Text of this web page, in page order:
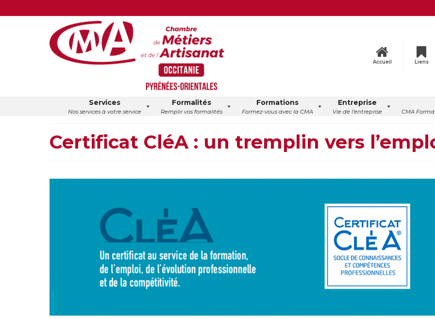
Accueil Liens
Services
Nos services à votre service
Formalités
Remplir vos formalités
Formations
Formez-vous avec la CMA
Entreprise
Vie de l’entreprise CMA
Certificat CléA : un tremplin vers